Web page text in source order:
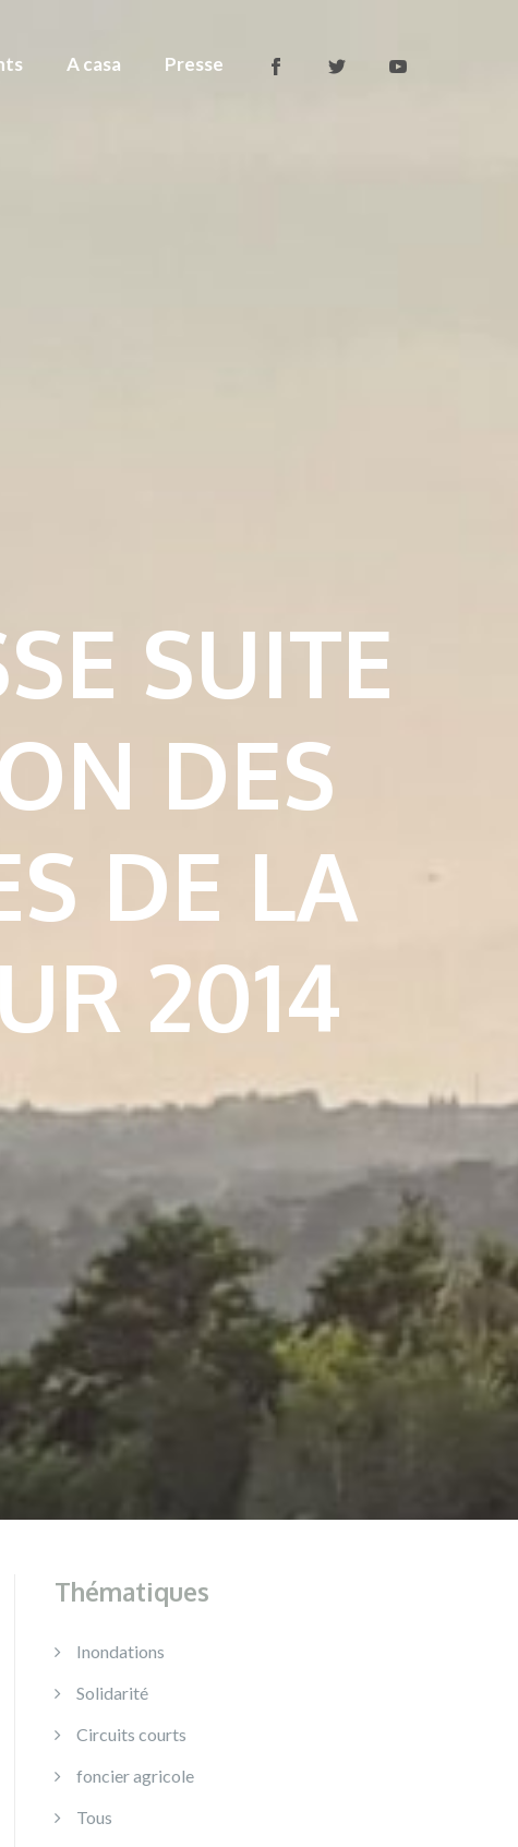
A casa Presse
SUITE
DES
DE LA
2014
Thématiques
Inondations
Solidarité
Circuits courts
foncier agricole
Tous